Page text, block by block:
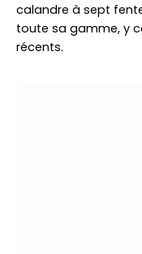
calandre à sept
toute sa gamme, y
récents.